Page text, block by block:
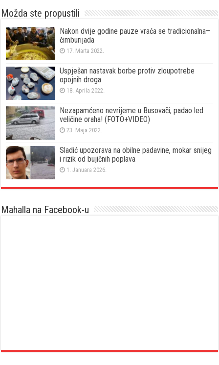
Možda ste propustili
Nakon dvije godine pauze vraća se tradicionalna–
čimburijada
17. Marta 2022.
Uspješan nastavak borbe protiv zloupotrebe
opojnih droga
18. Aprila 2022.
Nezapamćeno nevrijeme u Busovači, padao led
veličine oraha! (FOTO+VIDEO)
23. Maja 2022.
Sladić upozorava na obilne padavine, mokar snijeg
i rizik od bujičnih poplava
1. Januara 2026.
Mahalla na Facebook-u